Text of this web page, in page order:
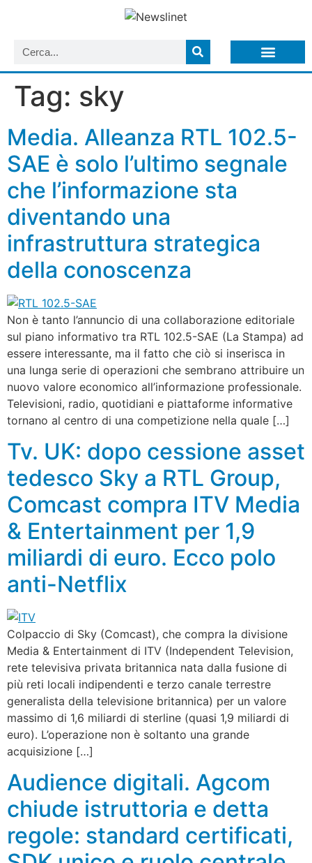
Tag: sky
Media. Alleanza RTL 102.5-
SAE è solo l’ultimo segnale
che l’informazione sta
diventando una
infrastruttura strategica
della conoscenza
Non è tanto l’annuncio di una collaborazione editoriale
sul piano informativo tra RTL 102.5-SAE (La Stampa) ad
essere interessante, ma il fatto che ciò si inserisca in
una lunga serie di operazioni che sembrano attribuire un
nuovo valore economico all’informazione professionale.
Televisioni, radio, quotidiani e piattaforme informative
tornano al centro di una competizione nella quale […]
Tv. UK: dopo cessione asset
tedesco Sky a RTL Group,
Comcast compra ITV Media
& Entertainment per 1,9
miliardi di euro. Ecco polo
anti-Netflix
Colpaccio di Sky (Comcast), che compra la divisione
Media & Entertainment di ITV (Independent Television,
rete televisiva privata britannica nata dalla fusione di
più reti locali indipendenti e terzo canale terrestre
generalista della televisione britannica) per un valore
massimo di 1,6 miliardi di sterline (quasi 1,9 miliardi di
euro). L’operazione non è soltanto una grande
acquisizione […]
Audience digitali. Agcom
chiude istruttoria e detta
regole: standard certificati,